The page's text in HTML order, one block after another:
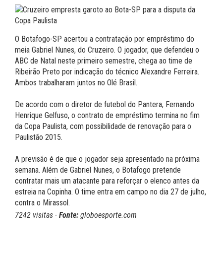
O Botafogo-SP acertou a contratação por empréstimo do
meia Gabriel Nunes, do Cruzeiro. O jogador, que defendeu o
ABC de Natal neste primeiro semestre, chega ao time de
Ribeirão Preto por indicação do técnico Alexandre Ferreira.
Ambos trabalharam juntos no Olé Brasil.
De acordo com o diretor de futebol do Pantera, Fernando
Henrique Gelfuso, o contrato de empréstimo termina no fim
da Copa Paulista, com possibilidade de renovação para o
Paulistão 2015.
A previsão é de que o jogador seja apresentado na próxima
semana. Além de Gabriel Nunes, o Botafogo pretende
contratar mais um atacante para reforçar o elenco antes da
estreia na Copinha. O time entra em campo no dia 27 de julho,
contra o Mirassol.
7242 visitas - Fonte: globoesporte.com